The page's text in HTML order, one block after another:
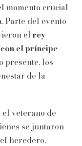
momento crucial
Parte del evento
el rey
el príncipe
presente, los
de la
veterano de
se juntaron
heredero,